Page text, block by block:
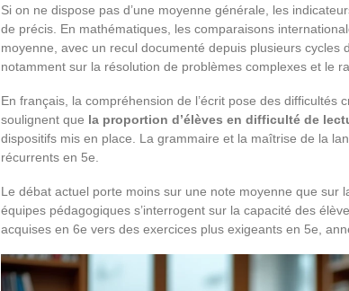
Si on ne dispose pas d’une moyenne générale, les
de précis. En mathématiques, les comparaisons
moyenne, avec un recul documenté depuis plusieurs cycles
notamment sur la résolution de problèmes complexes et le
En français, la compréhension de l’écrit pose des difficultés
soulignent que la proportion d’élèves en difficulté de
dispositifs mis en place. La grammaire et la maîtrise de la
récurrents en 5e.
Le débat actuel porte moins sur une note moyenne que sur
équipes pédagogiques s’interrogent sur la capacité des
acquises en 6e vers des exercices plus exigeants en 5e,